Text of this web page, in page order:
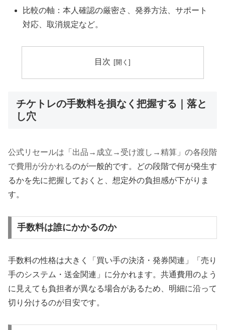
比較の軸：本人確認の厳密さ、発券方法、サポート
対応、取消規定など。
目次
チケトレの手数料を損なく把握する｜落と
し穴
公式リセールは「出品→成立→受け渡し→精算」の各段階
で費用が分かれるのが一般的です。どの段階で何が発生す
るかを先に把握しておくと、想定外の負担感が下がりま
す。
手数料は誰にかかるのか
手数料の性格は大きく「買い手の決済・発券関連」「売り
手のシステム・送金関連」に分かれます。共通費用のよう
に見えても負担者が異なる場合があるため、明細に沿って
切り分けるのが目安です。